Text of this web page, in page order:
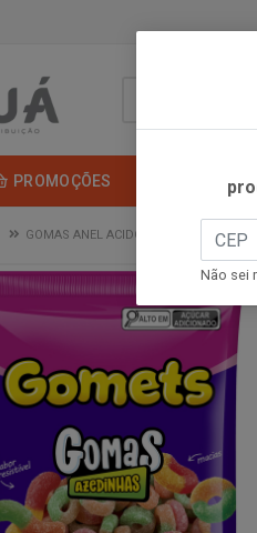
PROMOÇÕES
GOMAS ANEL ACIDO 600G GOMETS
Não sei